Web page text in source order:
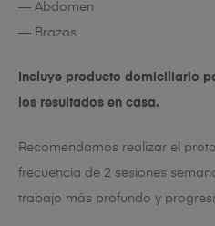
— Abdomen
— Brazos
Incluye producto domiciliario
los resultados en casa.
Recomendamos realizar el
frecuencia de 2 sesiones
trabajo más profundo y